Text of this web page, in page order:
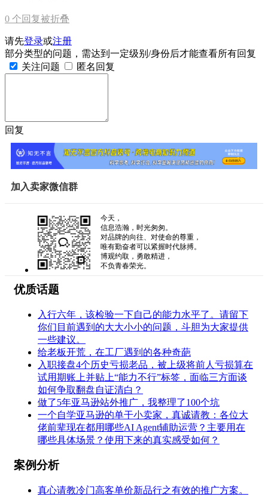
0 个回复被折叠
请先登录或注册
部分类型的问题，需达到一定级别/身份后才能查看所有回复
关注问题
匿名回复
回复
加入卖家微信群
今天，
信息浩瀚，时光匆匆。
对品牌的向往、对使命的尊重，
唯有勤奋者可以紧握时代脉搏。
博观约取，勇敢精进，
不负青春荣光。
优质话题
入行六年，该检验一下自己的能力水平了。请留下
你们目前遇到的大大小小的问题，斗胆为大家提供
一些建议。
给老板开荒，在工厂遇到的各种奇葩
入职接盘4个历史亏损老品，被上级将前人亏损算在
试用期账上并贴上“能力不行”标签，面临三方面谈
如何争取翻盘自证清白？
做了5年亚马逊站外推广，我整理了100个坑
一个自学亚马逊的单干小卖家，真诚请教：各位大
佬前辈现在都用哪些AI Agent辅助运营？主要用在
哪些具体场景？使用下来的真实感受如何？
案例分析
真心请教冷门高客单价新品行之有效的推广方案。